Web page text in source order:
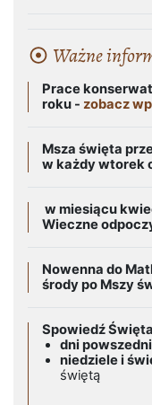
Ważne
Prace
roku - zobacz
Msza święta
w każdy wtorek
w miesiącu
Wieczne
Nowenna do
środy po Mszy
Spowiedź
dni
niedziele i
świętą